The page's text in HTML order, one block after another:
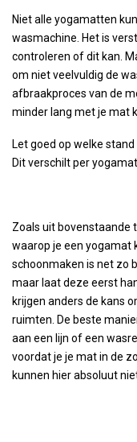
Niet alle yogamatten
wasmachine. Het is
controleren of dit kan.
om niet veelvuldig de
afbraakproces van de
minder lang met je mat
Let goed op welke
Dit verschilt per yogamat.
Zoals uit bovenstaande
waarop je een yogamat
schoonmaken is net zo
maar laat deze eerst
krijgen anders de kans
ruimten. De beste
aan een lijn of een
voordat je je mat in de
kunnen hier absoluut